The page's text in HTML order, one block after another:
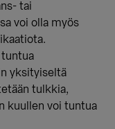
tai
voi olla myös
tuntua
yksityiseltä
tulkkia,
kuullen voi tuntua